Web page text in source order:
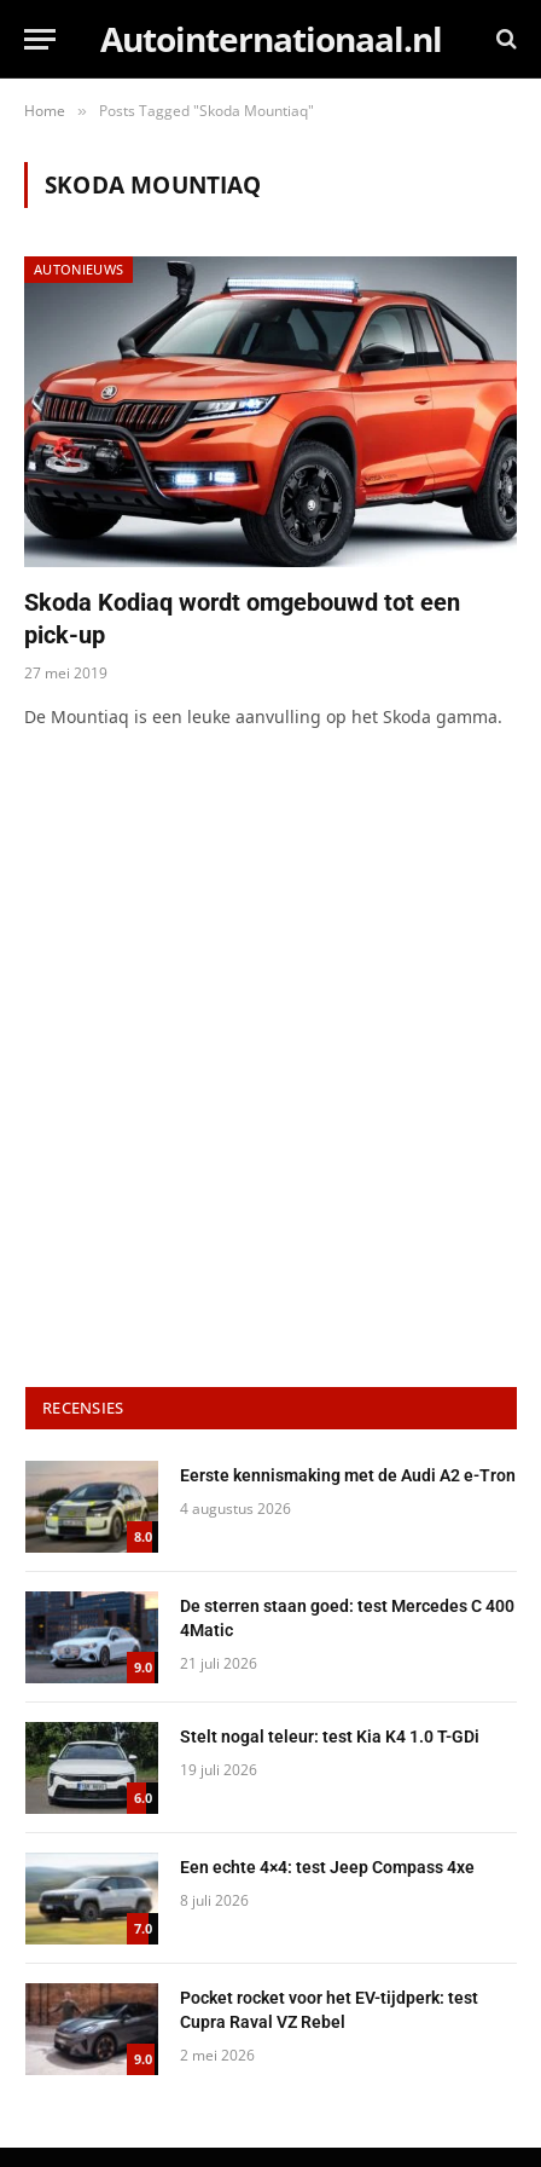
Autointernationaal.nl
Home » Posts Tagged "Skoda Mountiaq"
SKODA MOUNTIAQ
AUTONIEUWS
Skoda Kodiaq wordt omgebouwd tot een
pick-up
27 mei 2019
De Mountiaq is een leuke aanvulling op het Skoda gamma.
RECENSIES
8.0
Eerste kennismaking met de Audi A2 e-Tron
4 augustus 2026
9.0
De sterren staan goed: test Mercedes C 400
4Matic
21 juli 2026
6.0
Stelt nogal teleur: test Kia K4 1.0 T-GDi
19 juli 2026
7.0
Een echte 4×4: test Jeep Compass 4xe
8 juli 2026
9.0
Pocket rocket voor het EV-tijdperk: test
Cupra Raval VZ Rebel
2 mei 2026